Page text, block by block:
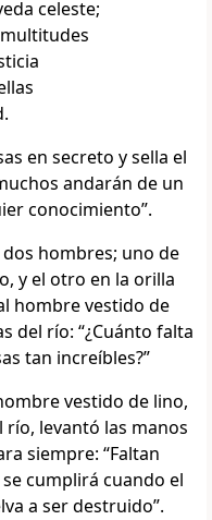
celeste;
en secreto y sella el
andarán de un
conocimiento”.
dos hombres; uno de
y el otro en la orilla
hombre vestido de
del río: “¿Cuánto falta
tan increíbles?”
vestido de lino,
río, levantó las manos
siempre: “Faltan
cumplirá cuando el
a ser destruido”.